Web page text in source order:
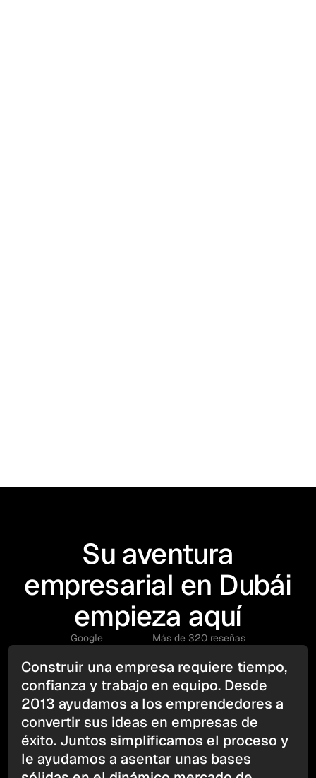
Su aventura
empresarial en Dubái
empieza aquí
Google Más de 320 reseñas
Construir una empresa requiere tiempo,
confianza y trabajo en equipo. Desde
2013 ayudamos a los emprendedores a
convertir sus ideas en empresas de
éxito. Juntos simplificamos el proceso y
le ayudamos a asentar unas bases